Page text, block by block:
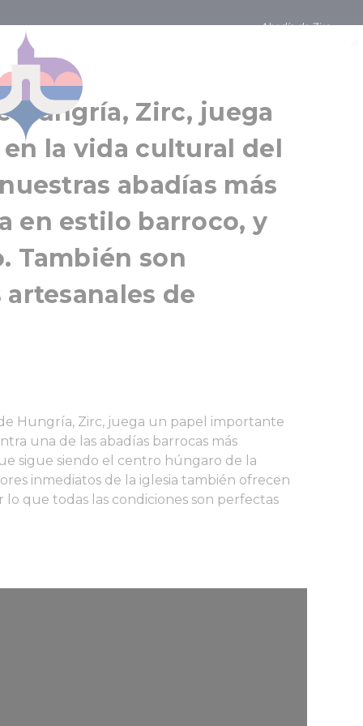
de Zirc
Abadía de Zirc
Hungría, Zirc, juega
la vida cultural del
abadías más
en estilo barroco, y
También son
artesanales de
Hungría, Zirc, juega un papel importante
una de las abadías barrocas más
sigue siendo el centro húngaro de la
inmediatos de la iglesia también ofrecen
que todas las condiciones son perfectas